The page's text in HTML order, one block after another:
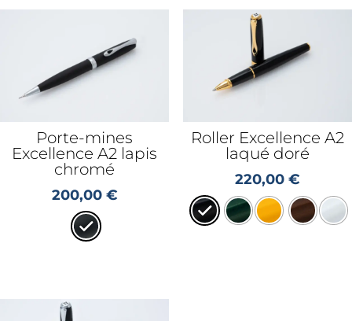
Porte-mines
Excellence A2 lapis
chromé
200,00 €
Roller Excellence A2
laqué doré
220,00 €